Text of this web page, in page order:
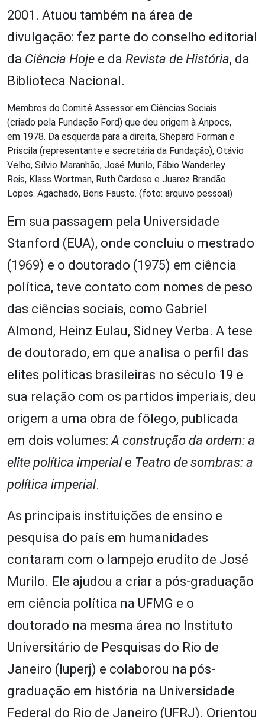
2001. Atuou também na área de
divulgação: fez parte do conselho editorial
da Ciência Hoje e da Revista de História, da
Biblioteca Nacional.
Membros do Comitê Assessor em Ciências Sociais
(criado pela Fundação Ford) que deu origem à Anpocs,
em 1978. Da esquerda para a direita, Shepard Forman e
Priscila (representante e secretária da Fundação), Otávio
Velho, Sílvio Maranhão, José Murilo, Fábio Wanderley
Reis, Klass Wortman, Ruth Cardoso e Juarez Brandão
Lopes. Agachado, Boris Fausto. (foto: arquivo pessoal)
Em sua passagem pela Universidade
Stanford (EUA), onde concluiu o mestrado
(1969) e o doutorado (1975) em ciência
política, teve contato com nomes de peso
das ciências sociais, como Gabriel
Almond, Heinz Eulau, Sidney Verba. A tese
de doutorado, em que analisa o perfil das
elites políticas brasileiras no século 19 e
sua relação com os partidos imperiais, deu
origem a uma obra de fôlego, publicada
em dois volumes:A construção da ordem: a
elite política imperiale Teatro de sombras: a
política imperial.
As principais instituições de ensino e
pesquisa do país em humanidades
contaram com o lampejo erudito de José
Murilo. Ele ajudou a criar a pós-graduação
em ciência política na UFMG e o
doutorado na mesma área no Instituto
Universitário de Pesquisas do Rio de
Janeiro (Iuperj) e colaborou na pós-
graduação em história na Universidade
Federal do Rio de Janeiro (UFRJ). Orientou